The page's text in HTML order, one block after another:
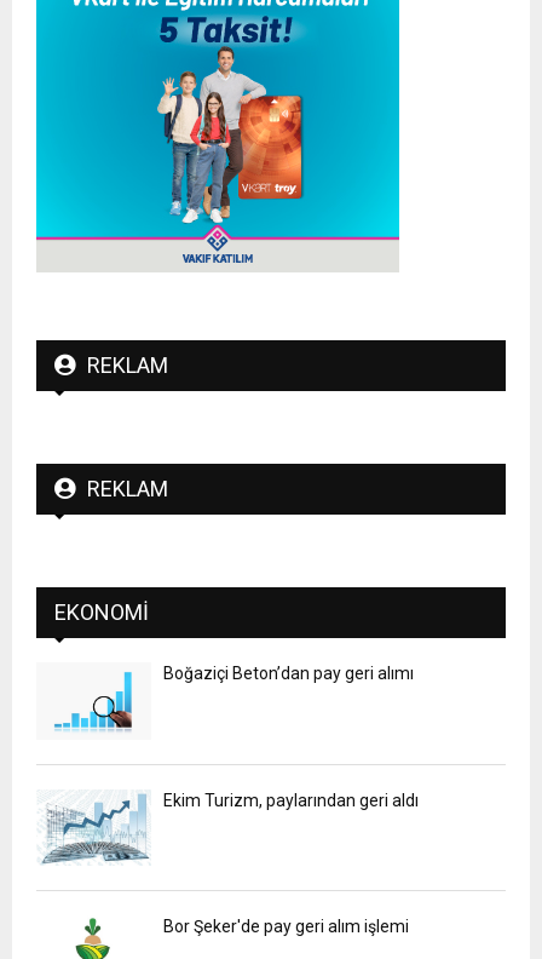
REKLAM
REKLAM
EKONOMI
Boğaziçi Beton’dan pay geri alımı
Ekim Turizm, paylarından geri aldı
Bor Şeker'de pay geri alım işlemi